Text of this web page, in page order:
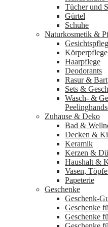
Tücher und
Gürtel
Schuhe
Naturkosmetik &
Körperpflege
Haarpflege
Deodorants
Rasur &
Sets &
Wasch‑ &
Zuhause & Deko
Bad &
Decken &
Keramik
Kerzen &
Haushalt &
Vasen,
Papeterie
Geschenke
Geschenk-
Geschenke
Geschenke